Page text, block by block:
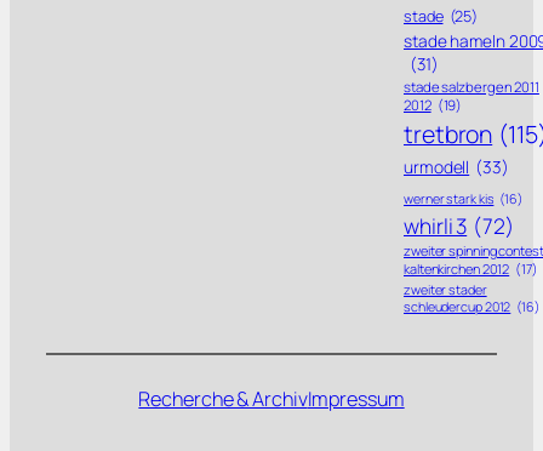
stade (25)
stade hameln
(31)
stade salzbergen 2011
2012 (19)
tretbron
urmodell (33)
werner stark kis (16)
whirli 3 (72)
zweiter spinning contest
kaltenkirchen 2012 (17)
zweiter stader
schleudercup 2012 (16)
Recherche & ArchivImpressum